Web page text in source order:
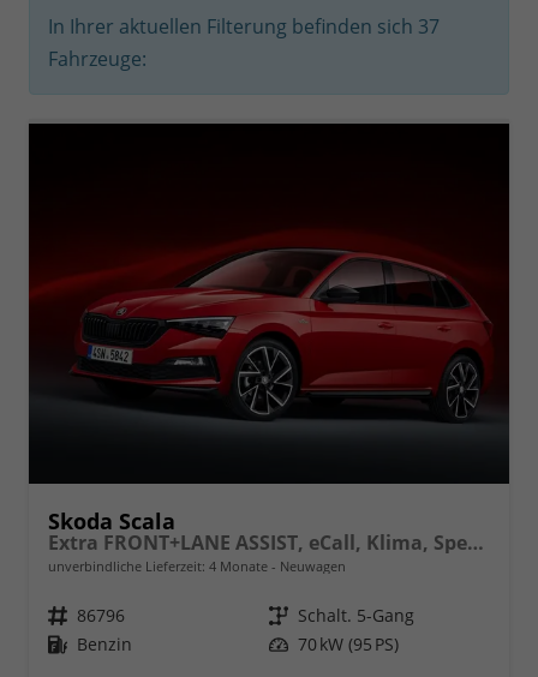
In Ihrer aktuellen Filterung befinden sich 37
Fahrzeuge:
Skoda Scala
Extra FRONT+LANE ASSIST, eCall, Klima, Speedlimiter, Parksensoren hinten, ISOFIX, Full LED vorn, uvm.
unverbindliche Lieferzeit: 4 Monate Neuwagen
Fahrzeugnr. 86796 Getriebe Schalt. 5-Gang
Kraftstoff Benzin Leistung 70 kW (95 PS)